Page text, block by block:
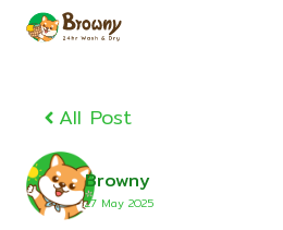
All Post
Browny
27 May 2O25